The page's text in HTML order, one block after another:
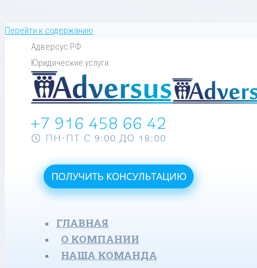
Перейти к содержанию
Адверсус РФ
Юридические услуги
ГЛАВНАЯ
О КОМПАНИИ
НАША КОМАНДА